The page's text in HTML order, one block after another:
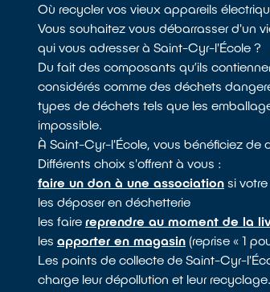
Où recycler vos vieux appareils
Vous souhaitez vous débarrasser d'un
qui vous adresser à Saint-Cyr-l'École ?
Du fait des composants qu’ils
considérés comme des déchets
types de déchets tels que les
impossible.
À Saint-Cyr-l'École, vous bénéficiez de
Différents choix s'offrent à vous :
faire un don à une association si
les déposer en déchetterie
les fairereprendre au moment de la
lesapporter en magasin (reprise « 1
Les points de collecte de Saint-Cyr-
charge leur dépollution et leur recyclage.